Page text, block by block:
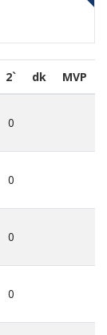
2` dk MVP
0
0
0
0